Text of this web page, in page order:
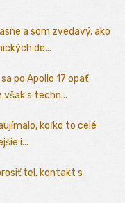
a som zvedavý, ako
de...
po Apollo 17 opäť
s techn...
koľko to celé
i...
tel. kontakt s